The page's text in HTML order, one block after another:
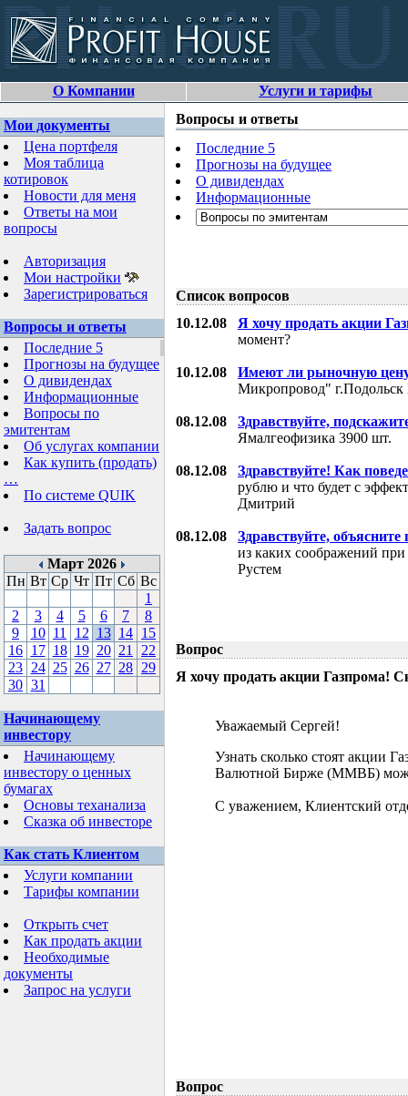
О Компании Услуги и тарифы
Мои документы
Цена портфеля
Моя таблица
котировок
Новости для меня
Ответы на мои
вопросы
Авторизация
Мои настройки
Зарегистрироваться
Вопросы и ответы
Последние 5
Прогнозы на будущее
О дивидендах
Информационные
Вопросы по
эмитентам
Об услугах компании
Как купить (продать)
…
По системе QUIK
Задать вопрос
Март 2026
Пн Вт Ср Чт Пт Сб Вс
1
2
3 4 5 6 7
8
9
10 11 12 13 14 15
16 17 18 19 20 21
22
23 24 25 26 27 28 29
30 31
Начинающему
инвестору
Начинающему
инвестору о ценных
бумагах
Основы теханализа
Сказка об инвесторе
Как стать Клиентом
Услуги компании
Тарифы компании
Открыть счет
Как продать акции
Необходимые
документы
Запрос на услуги
Вопросы и ответы
Последние 5
Прогнозы на будущее
О дивидендах
Информационные
Список вопросов
10.12.08 Я хочу продать акции
момент?
10.12.08
Имеют ли рыночную
Микропровод"
08.12.08
Здравствуйте,
Ямалгеофизика 3900 шт.
08.12.08
Здравствуйте! Как
рублю и что будет с
Дмитрий
08.12.08
Здравствуйте, объясните
из каких соображений
Рустем
Вопрос
Я хочу продать акции Газпрома!
Уважаемый Сергей!
Узнать сколько стоят акции
Валютной Бирже (ММВБ)
С уважением, Клиентский
Вопрос